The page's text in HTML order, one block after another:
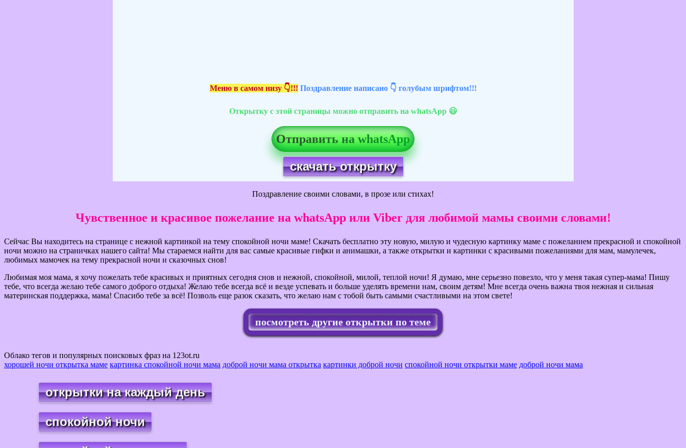
Меню в самом низу 👇!!! Поздравление написано 👇 голубым шрифтом!!!
Открытку с этой страницы можно отправить на whatsApp 😃
Отправить на whatsApp
скачать открытку
Поздравление своими словами, в прозе или стихах!
Чувственное и красивое пожелание на whatsApp или Viber для любимой мамы своими словами!
Сейчас Вы находитесь на странице с нежной картинкой на тему спокойной ночи маме! Скачать бесплатно эту новую, милую и чудесную картинку маме с пожеланием прекрасной и спокойной
ночи можно на страничках нашего сайта! Мы стараемся найти для вас самые красивые гифки и анимашки, а также открытки и картинки с красивыми пожеланиями для мам, мамулечек,
любимых мамочек на тему прекрасной ночи и сказочных снов!
Любимая моя мама, я хочу пожелать тебе красивых и приятных сегодня снов и нежной, спокойной, милой, теплой ночи! Я думаю, мне серьезно повезло, что у меня такая супер-мама! Пишу
тебе, что всегда желаю тебе самого доброго отдыха! Желаю тебе всегда всё и везде успевать и больше уделять времени нам, своим детям! Мне всегда очень важна твоя нежная и сильная
материнская поддержка, мама! Спасибо тебе за всё! Позволь еще разок сказать, что желаю нам с тобой быть самыми счастливыми на этом свете!
посмотреть другие открытки по теме
Облако тегов и популярных поисковых фраз на 123ot.ru
хорошей ночи открытка маме картинка спокойной ночи мама доброй ночи мама открытка картинки доброй ночи спокойной ночи открытки маме доброй ночи мама
открытки на каждый день
спокойной ночи